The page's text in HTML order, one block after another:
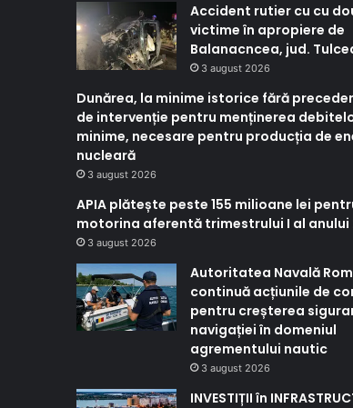
Accident rutier cu cu
victime în apropiere de
Balanacncea, jud.
3 august 2026
Dunărea, la minime istorice fără
de intervenție pentru menținerea
minime, necesare pentru producția de
nucleară
3 august 2026
APIA plătește peste 155 milioane lei
motorina aferentă trimestrului I al anului
3 august 2026
Autoritatea Navală
continuă acțiunile de
pentru creșterea
navigației în domeniul
agrementului nautic
3 august 2026
INVESTIȚII în